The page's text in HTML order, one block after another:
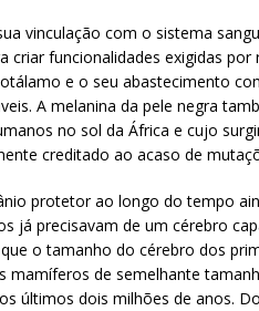
vinculação com o sistema
criar funcionalidades exigidas
e o seu abastecimento
A melanina da pele negra
no sol da África e cujo
creditado ao acaso de
protetor ao longo do tempo
já precisavam de um cérebro
o tamanho do cérebro dos
mamíferos de semelhante
últimos dois milhões de anos.